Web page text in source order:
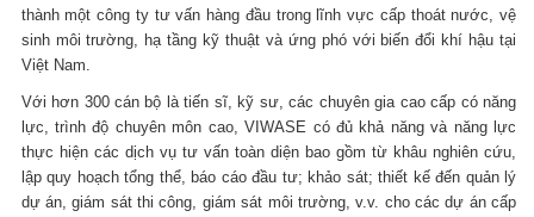
thành một công ty tư vấn hàng đầu trong lĩnh vực cấp thoát nước, vệ
sinh môi trường, hạ tầng kỹ thuật và ứng phó với biến đổi khí hậu tại
Việt Nam.
Với hơn 300 cán bộ là tiến sĩ, kỹ sư, các chuyên gia cao cấp có năng
lực, trình độ chuyên môn cao, VIWASE có đủ khả năng và năng lực
thực hiện các dịch vụ tư vấn toàn diện bao gồm từ khâu nghiên cứu,
lập quy hoạch tổng thể, báo cáo đầu tư; khảo sát; thiết kế đến quản lý
dự án, giám sát thi công, giám sát môi trường, v.v. cho các dự án cấp